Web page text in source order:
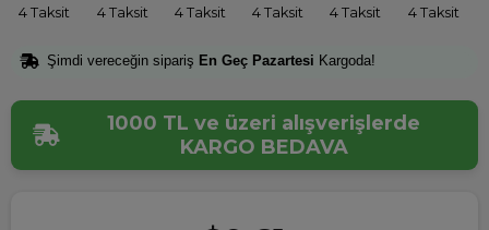
4 Taksit 4 Taksit 4 Taksit 4 Taksit 4 Taksit 4 Taksit
Şimdi vereceğin sipariş En Geç Pazartesi Kargoda!
1000 TL ve üzeri alışverişlerde
KARGO BEDAVA